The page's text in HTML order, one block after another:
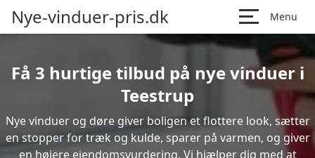
Nye-vinduer-pris.dk Menu
Få 3 hurtige tilbud på nye vinduer i
Teestrup
Nye vinduer og døre giver boligen et flottere look, sætter
en stopper for træk og kulde, sparer på varmen, og giver
en højere ejendomsvurdering. Vi hjælper dig med at